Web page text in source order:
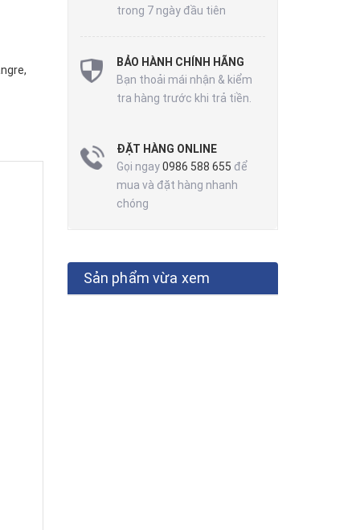
,
trong 7 ngày đầu tiên
BẢO HÀNH CHÍNH HÃNG
Bạn thoải mái nhận & kiểm
tra hàng trước khi trả tiền.
ĐẶT HÀNG ONLINE
Gọi ngay0986 588 655 để
mua và đặt hàng nhanh
chóng
Sản phẩm vừa xem